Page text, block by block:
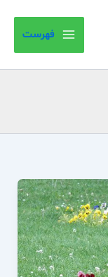
فهرست